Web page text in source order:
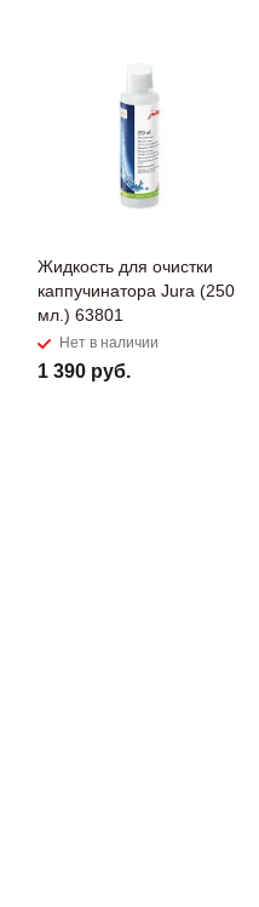
Жидкость для очистки
каппучинатора Jura (250
мл.) 63801
Нет в наличии
1 390 руб.